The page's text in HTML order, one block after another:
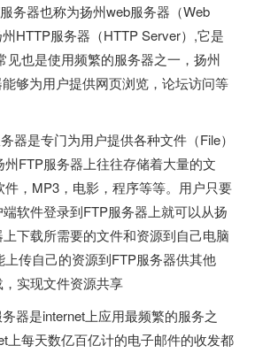
务器也称为扬州web服务器（Web
HTTP服务器（HTTP Server）,它是
见也是使用频繁的服务器之一，扬州
够为用户提供网页浏览，论坛访问等
器是专门为用户提供各种文件（File）
州FTP服务器上往往存储着大量的文
件，MP3，电影，程序等等。用户只要
软件登录到FTP服务器上就可以从扬
下载所需要的文件和资源到自己电脑
上传自己的资源到FTP服务器供其他
实现文件资源共享
器是internet上应用最频繁的服务之
上每天数亿百亿计的电子邮件的收发都